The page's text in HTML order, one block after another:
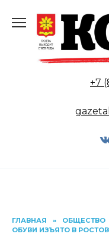
содержанию
+7
ГЛАВНАЯ » ОБЩЕСТВО
ОБУВИ ИЗЪЯТО В